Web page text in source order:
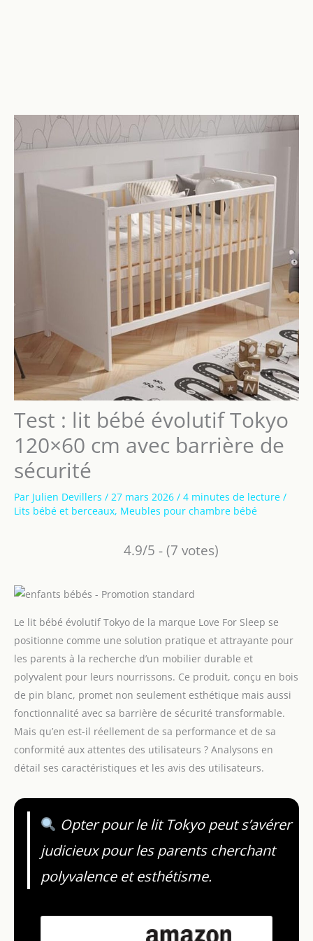
Test : lit bébé évolutif Tokyo
120×60 cm avec barrière de
sécurité
Par Julien Devillers / 27 mars 2026 / 4 minutes de lecture /
Lits bébé et berceaux, Meubles pour chambre bébé
4.9/5 - (7 votes)
Le lit bébé évolutif Tokyo de la marque Love For Sleep se
positionne comme une solution pratique et attrayante pour
les parents à la recherche d’un mobilier durable et
polyvalent pour leurs nourrissons. Ce produit, conçu en bois
de pin blanc, promet non seulement esthétique mais aussi
fonctionnalité avec sa barrière de sécurité transformable.
Mais qu’en est-il réellement de sa performance et de sa
conformité aux attentes des utilisateurs ? Analysons en
détail ses caractéristiques et les avis des utilisateurs.
Opter pour le lit Tokyo peut s’avérer
judicieux pour les parents cherchant
polyvalence et esthétisme.